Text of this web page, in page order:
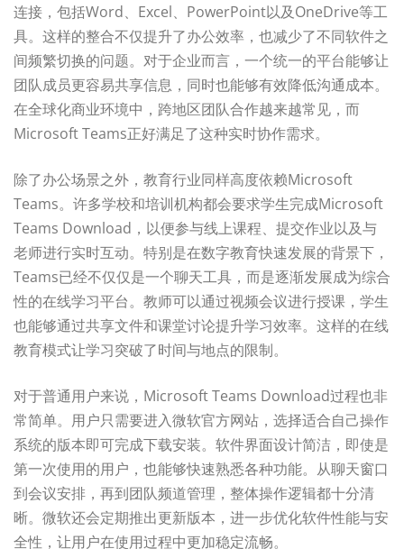
连接，包括Word、Excel、PowerPoint以及OneDrive等工
具。这样的整合不仅提升了办公效率，也减少了不同软件之
间频繁切换的问题。对于企业而言，一个统一的平台能够让
团队成员更容易共享信息，同时也能够有效降低沟通成本。
在全球化商业环境中，跨地区团队合作越来越常见，而
Microsoft Teams正好满足了这种实时协作需求。
除了办公场景之外，教育行业同样高度依赖Microsoft
Teams。许多学校和培训机构都会要求学生完成Microsoft
Teams Download，以便参与线上课程、提交作业以及与
老师进行实时互动。特别是在数字教育快速发展的背景下，
Teams已经不仅仅是一个聊天工具，而是逐渐发展成为综合
性的在线学习平台。教师可以通过视频会议进行授课，学生
也能够通过共享文件和课堂讨论提升学习效率。这样的在线
教育模式让学习突破了时间与地点的限制。
对于普通用户来说，Microsoft Teams Download过程也非
常简单。用户只需要进入微软官方网站，选择适合自己操作
系统的版本即可完成下载安装。软件界面设计简洁，即使是
第一次使用的用户，也能够快速熟悉各种功能。从聊天窗口
到会议安排，再到团队频道管理，整体操作逻辑都十分清
晰。微软还会定期推出更新版本，进一步优化软件性能与安
全性，让用户在使用过程中更加稳定流畅。